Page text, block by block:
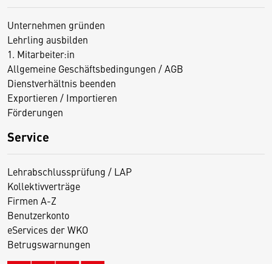
Unternehmen gründen
Lehrling ausbilden
1. Mitarbeiter:in
Allgemeine Geschäftsbedingungen / AGB
Dienstverhältnis beenden
Exportieren / Importieren
Förderungen
Service
Lehrabschlussprüfung / LAP
Kollektivverträge
Firmen A-Z
Benutzerkonto
eServices der WKO
Betrugswarnungen